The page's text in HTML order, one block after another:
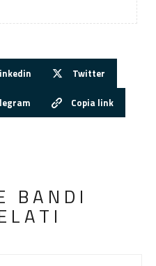
Twitter
Copia link
BANDI